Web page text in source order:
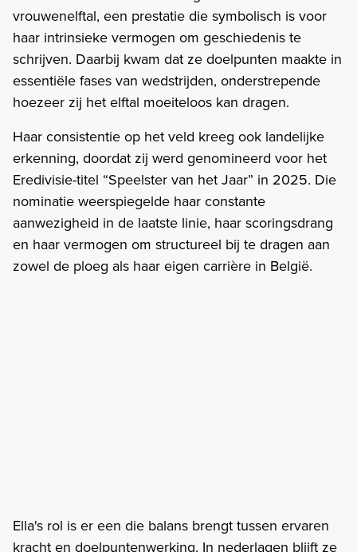
vrouwenelftal, een prestatie die symbolisch is voor
haar intrinsieke vermogen om geschiedenis te
schrijven. Daarbij kwam dat ze doelpunten maakte in
essentiële fases van wedstrijden, onderstrepende
hoezeer zij het elftal moeiteloos kan dragen.
Haar consistentie op het veld kreeg ook landelijke
erkenning, doordat zij werd genomineerd voor het
Eredivisie-titel “Speelster van het Jaar” in 2025. Die
nominatie weerspiegelde haar constante
aanwezigheid in de laatste linie, haar scoringsdrang
en haar vermogen om structureel bij te dragen aan
zowel de ploeg als haar eigen carrière in België.
Ella's rol is er een die balans brengt tussen ervaren
kracht en doelpuntenwerking. In nederlagen blijft ze